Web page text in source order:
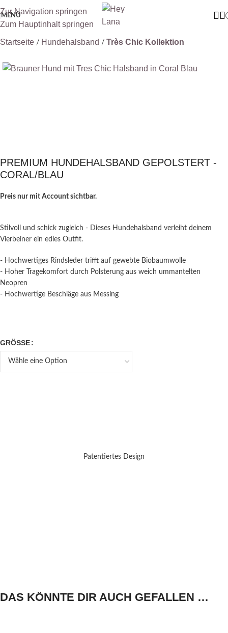
Zur Navigation springen
Zum Hauptinhalt springen
MENÜ
Startseite Hundehalsband Très Chic Kollektion
PREMIUM HUNDEHALSBAND GEPOLSTERT -
CORAL/BLAU
Preis nur mit Account sichtbar.
Stilvoll und schick zugleich - Dieses Hundehalsband verleiht deinem
Vierbeiner ein edles Outfit.
- Hochwertiges Rindsleder trifft auf gewebte Biobaumwolle
- Hoher Tragekomfort durch Polsterung aus weich ummantelten
Neopren
- Hochwertige Beschläge aus Messing
GRÖSSE
Patentiertes Design
DAS KÖNNTE DIR AUCH GEFALLEN …